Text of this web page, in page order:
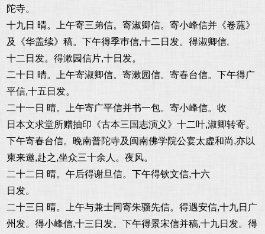
陀寺。
十九日 晴。上午寄三弟信。寄淑卿信。寄小峰信并《卷葹》
及《华盖续》稿。下午得季巿信,十二日发。得淑卿信,
十二日发。得漱园信片,十日发。
二十日 晴。上午寄淑卿信。寄漱园信。寄春台信。下午得广
平信,十五日发。
二十一日 晴。上午寄广平信并书一包。寄小峰信。收
日本文求堂所赠抽印《古本三国志演义》十二叶,淑卿转寄。
下午寄春台信。晚南普陀寺及闽南佛学院公宴太虚和尚,亦以
柬来邀,赴之,坐众三十余人。夜风。
二十二日 晴。午后得谢旦信。下午得钦文信,十六
日发。
二十三日 晴。上午与兼士同寄朱骝先信。得遇安信,十九日广
州发。得小峰信,十三日发。下午得景宋信并稿,十九日发。得